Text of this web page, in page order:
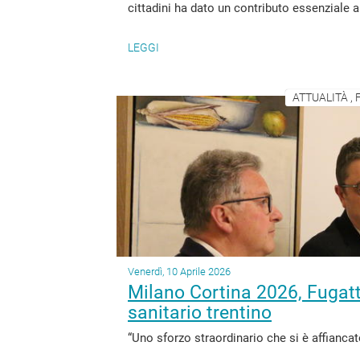
cittadini ha dato un contributo essenziale
LEGGI
ATTUALITÀ ,
Venerdì, 10 Aprile 2026
Milano Cortina 2026,
sanitario trentino
“Uno sforzo straordinario che si è